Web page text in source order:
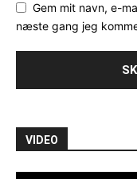
Gem mit navn, e-
næste gang jeg
VIDEO